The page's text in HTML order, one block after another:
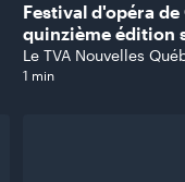
Festival d'opéra de
quinzième édition
capitale
Le TVA Nouvelles
1 min